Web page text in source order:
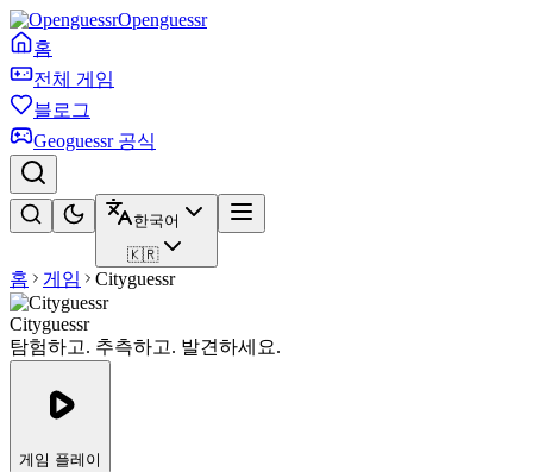
Openguessr
홈
전체 게임
블로그
Geoguessr 공식
한국어
🇰🇷
홈 게임 Cityguessr
Cityguessr
탐험하고. 추측하고. 발견하세요.
게임 플레이